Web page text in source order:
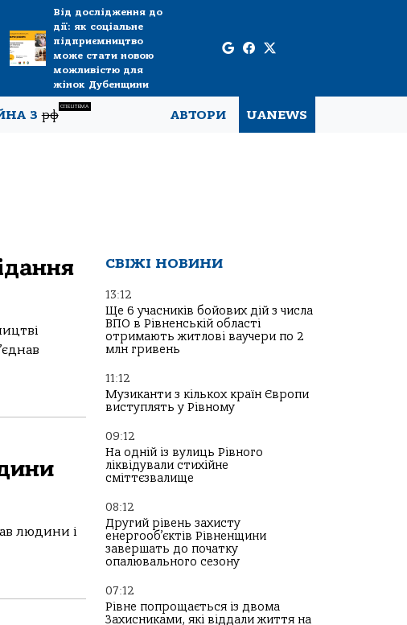
Від дослідження до
дії: як соціальне
підприємництво
може стати новою
можливістю для
жінок Дубенщини
Зрф
СПЕЦТЕМА
АВТОРИ UANEWS
людини і
СВІЖІ НОВИНИ
13:12
Ще 6 учасників бойових дій з числа
ВПО в Рівненській області
отримають житлові ваучери по 2
млн гривень
11:12
Музиканти з кількох країн Європи
виступлять у Рівному
09:12
На одній із вулиць Рівного
ліквідували стихійне
сміттєзвалище
08:12
Другий рівень захисту
енергооб’єктів Рівненщини
завершать до початку
опалювального сезону
07:12
Рівне попрощається із двома
Захисниками, які віддали життя на